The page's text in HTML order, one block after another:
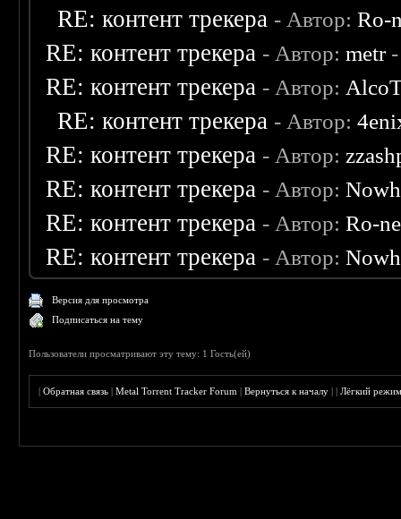
RE: контент трекера - Автор:Ro-
RE: контент трекера - Автор:metr-
RE: контент трекера - Автор:
RE: контент трекера - Автор:
RE: контент трекера - Автор:
RE: контент трекера - Автор:
RE: контент трекера - Автор:Ro-
RE: контент трекера - Автор:
Версия для просмотра
Подписаться на тему
Пользователи просматривают эту тему: 1 Гость(ей)
|Обратная связь |Metal Torrent Tracker Forum |Вернуться к началу ||Лёгкий